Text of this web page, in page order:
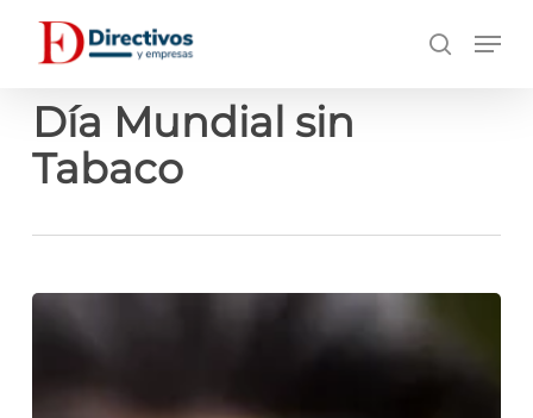
principal
búsqueda
Día Mundial sin
Tabaco